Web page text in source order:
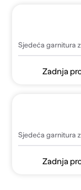
Zadnja
Sjedeća garnitura
Zadnja